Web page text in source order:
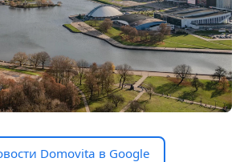
Domovita в Google